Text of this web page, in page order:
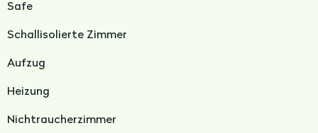
Safe
Schallisolierte Zimmer
Aufzug
Heizung
Nichtraucherzimmer